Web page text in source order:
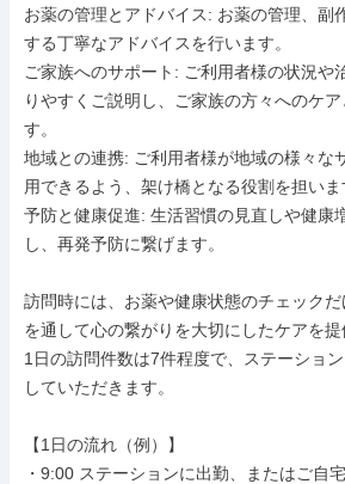
お薬の管理とアドバイス: お薬の管理、副
する丁寧なアドバイスを行います。
ご家族へのサポート: ご利用者様の状況や
りやすくご説明し、ご家族の方々へのケ
す。
地域との連携: ご利用者様が地域の様々な
用できるよう、架け橋となる役割を担いま
予防と健康促進: 生活習慣の見直しや健康
し、再発予防に繋げます。
訪問時には、お薬や健康状態のチェック
を通して心の繋がりを大切にしたケアを提
1日の訪問件数は7件程度で、ステーショ
していただきます。
【1日の流れ（例）】
・9:00 ステーションに出勤、またはご自